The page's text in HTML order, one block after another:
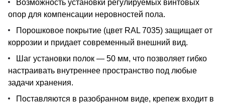
Возможность установки регулируемых винтовых
опор для компенсации неровностей пола.
Порошковое покрытие (цвет RAL 7035) защищает от
коррозии и придает современный внешний вид.
Шаг установки полок — 50 мм, что позволяет гибко
настраивать внутреннее пространство под любые
задачи хранения.
Поставляются в разобранном виде, крепеж входит в